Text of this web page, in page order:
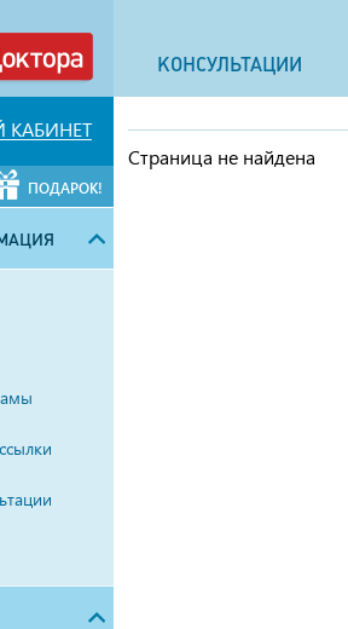
ПОДАРОК!
КОНСУЛЬТАЦИИ
Страница не найдена